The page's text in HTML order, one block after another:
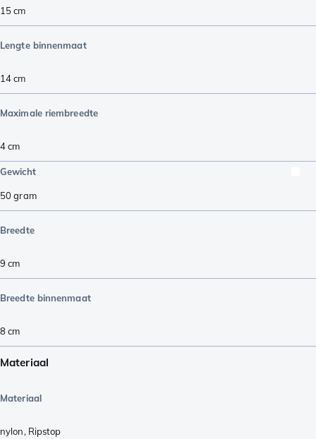
15cm
Lengte binnenmaat
14cm
Maximale riembreedte
4cm
Gewicht
50gram
Breedte
9 cm
Breedte binnenmaat
8cm
Materiaal
Materiaal
nylon, Ripstop